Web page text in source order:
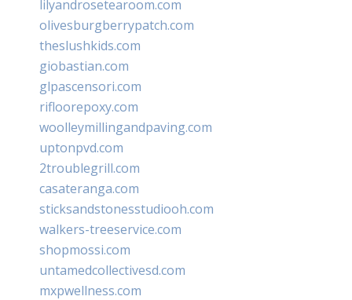
lilyandrosetearoom.com
olivesburgberrypatch.com
theslushkids.com
giobastian.com
glpascensori.com
rifloorepoxy.com
woolleymillingandpaving.com
uptonpvd.com
2troublegrill.com
casateranga.com
sticksandstonesstudiooh.com
walkers-treeservice.com
shopmossi.com
untamedcollectivesd.com
mxpwellness.com